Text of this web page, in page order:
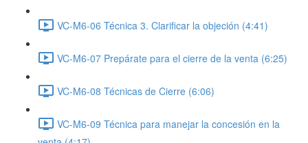
VC-M6-06 Técnica 3. Clarificar la objeción (4:41)
VC-M6-07 Prepárate para el cierre de la venta (6:25)
VC-M6-08 Técnicas de Cierre (6:06)
VC-M6-09 Técnica para manejar la concesión en la